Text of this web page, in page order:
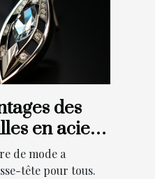
des
en acier
de mode a
tête pour tous.